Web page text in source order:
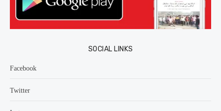
SOCIAL LINKS
Facebook
Twitter